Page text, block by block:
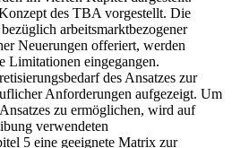
des TBA vorgestellt. Die
arbeitsmarktbezogener
Neuerungen offeriert, werden
Limitationen eingegangen.
des Ansatzes zur
Anforderungen aufgezeigt. Um
zu ermöglichen, wird auf
verwendeten
5 eine geeignete Matrix zur